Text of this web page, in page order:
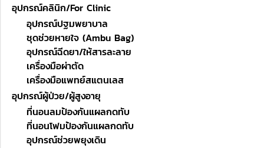
อุปกรณ์คลินิก/For Clinic
อุปกรณ์ปฐมพยาบาล
ชุดช่วยหายใจ (Ambu Bag)
อุปกรณ์ฉีดยา/ให้สารละลาย
เครื่องมือผ่าตัด
เครื่องมือแพทย์สแตนเลส
อุปกรณ์ผู้ป่วย/ผู้สูงอายุ
ที่นอนลมป้องกันแผลกดทับ
ที่นอนโฟมป้องกันแผลกดทับ
อุปกรณ์ช่วยพยุงเดิน